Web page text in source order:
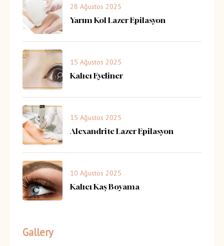
28 Ağustos 2025
Yarım Kol Lazer Epilasyon
15 Ağustos 2025
Kalıcı Eyeliner
15 Ağustos 2025
Alexandrite Lazer Epilasyon
10 Ağustos 2025
Kalıcı Kaş Boyama
Gallery